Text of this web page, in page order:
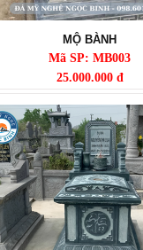
MỘ BÀNH
Mã SP: MB003
25.000.000 đ